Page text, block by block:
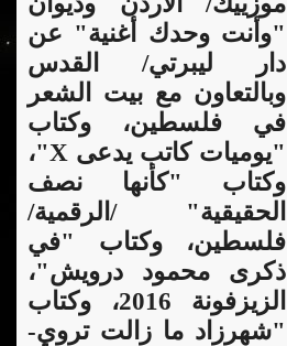
"وأنت وحدك أغنية" عن
دار ليبرتي/ القدس
وبالتعاون مع بيت الشعر
في فلسطين، وكتاب
"يوميات كاتب يدعى X"،
وكتاب "كأنها نصف
الحقيقية" /الرقمية/
فلسطين، وكتاب "في
ذكرى محمود درويش"،
الزيزفونة 2016، وكتاب
"شهرزاد ما زالت تروي-